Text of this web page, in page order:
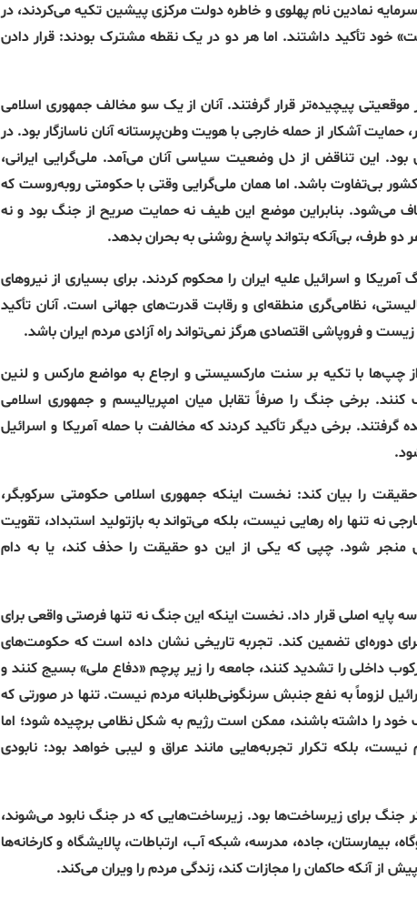
نمادین نام پهلوی و خاطره دولت مرکزی پیشین تکیه می‌کردند، در
خود تأکید داشتند. اما هر دو در یک نقطه مشترک بودند: قرار دادن
موقعیتی پیچیده‌تر قرار گرفتند. آنان از یک سو مخالف جمهوری اسلامی
آشکار از حمله خارجی با هویت وطن‌پرستانه آنان ناسازگار بود. در
بود. این تناقض از دل وضعیت سیاسی آنان می‌آمد. ملی‌گرایی ایرانی،
بی‌تفاوت باشد. اما همان ملی‌گرایی وقتی با حکومتی روبه‌روست که
می‌شود. بنابراین موضع این طیف نه حمایت صریح از جنگ بود و نه
طرف، بی‌آنکه بتواند پاسخ روشنی به بحران بدهد.
و اسرائیل علیه ایران را محکوم کردند. برای بسیاری از نیروهای
نظامی‌گری منطقه‌ای و رقابت قدرت‌های جهانی است. آنان تأکید
و فروپاشی اقتصادی هرگز نمی‌تواند راه آزادی مردم ایران باشد.
چپ‌ها با تکیه بر سنت مارکسیستی و ارجاع به مواضع مارکس و لنین
برخی جنگ را صرفاً تقابل میان امپریالیسم و جمهوری اسلامی
برخی دیگر تأکید کردند که مخالفت با حمله آمریکا و اسرائیل
را بیان کند: نخست اینکه جمهوری اسلامی حکومتی سرکوبگر،
تنها راه رهایی نیست، بلکه می‌تواند به بازتولید استبداد، تقویت
منجر شود. چپی که یکی از این دو حقیقت را حذف کند، یا به دام
پایه اصلی قرار داد. نخست اینکه این جنگ نه تنها فرصتی واقعی برای
دوره‌ای تضمین کند. تجربه تاریخی نشان داده است که حکومت‌های
داخلی را تشدید کنند، جامعه را زیر پرچم «دفاع ملی» بسیج کنند و
لزوماً به نفع جنبش سرنگونی‌طلبانه مردم نیست. تنها در صورتی که
را داشته باشند، ممکن است رژیم به شکل نظامی برچیده شود؛ اما
بلکه تکرار تجربه‌هایی مانند عراق و لیبی خواهد بود: نابودی
جنگ برای زیرساخت‌ها بود. زیرساخت‌هایی که در جنگ نابود می‌شوند،
جاده، مدرسه، شبکه آب، ارتباطات، پالایشگاه و کارخانه‌ها
از آنکه حاکمان را مجازات کند، زندگی مردم را ویران می‌کند.